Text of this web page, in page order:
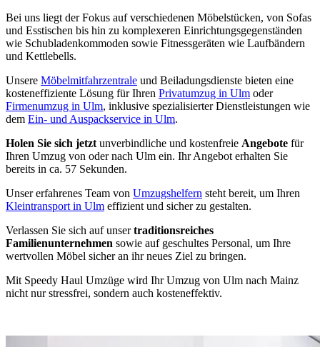
Bei uns liegt der Fokus auf verschiedenen Möbelstücken, von Sofas
und Esstischen bis hin zu komplexeren Einrichtungsgegenständen
wie Schubladenkommoden sowie Fitnessgeräten wie Laufbändern
und Kettlebells.
Unsere Möbelmitfahrzentrale und Beiladungsdienste bieten eine
kosteneffiziente Lösung für Ihren Privatumzug in Ulm oder
Firmenumzug in Ulm, inklusive spezialisierter Dienstleistungen wie
dem Ein- und Auspackservice in Ulm.
Holen Sie sich jetzt unverbindliche und kostenfreie Angebote für
Ihren Umzug von oder nach Ulm ein. Ihr Angebot erhalten Sie
bereits in ca. 57 Sekunden.
Unser erfahrenes Team von Umzugshelfern steht bereit, um Ihren
Kleintransport in Ulm effizient und sicher zu gestalten.
Verlassen Sie sich auf unsertraditionsreiches
Familienunternehmen sowie auf geschultes Personal, um Ihre
wertvollen Möbel sicher an ihr neues Ziel zu bringen.
Mit Speedy Haul Umzüge wird Ihr Umzug von Ulm nach Mainz
nicht nur stressfrei, sondern auch kosteneffektiv.